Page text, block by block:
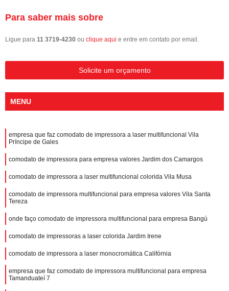
Para saber mais sobre
Ligue para 11 3719-4230 ou clique aqui e entre em contato por email.
Solicite um orçamento
MENU
empresa que faz comodato de impressora a laser multifuncional Vila
Príncipe de Gales
comodato de impressora para empresa valores Jardim dos Camargos
comodato de impressora a laser multifuncional colorida Vila Musa
comodato de impressora multifuncional para empresa valores Vila Santa
Tereza
onde faço comodato de impressora multifuncional para empresa Bangú
comodato de impressoras a laser colorida Jardim Irene
comodato de impressora a laser monocromática Califórnia
empresa que faz comodato de impressora multifuncional para empresa
Tamanduateí 7